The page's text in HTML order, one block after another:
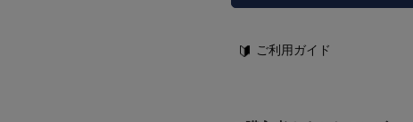
ご利用ガイド